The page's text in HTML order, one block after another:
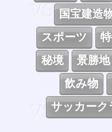
国宝建造
スポーツ
秘境
景勝地
飲み物
サッカーク